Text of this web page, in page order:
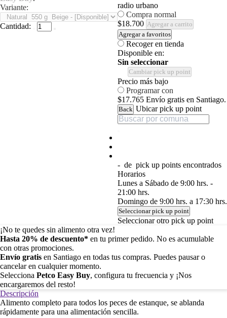
Variante:
Cantidad:
radio urbano
Compra normal
$18.700 Agregar a carrito
Agregar a favoritos
Recoger en tienda
Disponible en:
Sin seleccionar
Cambiar pick up point
Precio más bajo
Programar con
$17.765 Envío gratis en Santiago.
Back Ubicar pick up point
- de pick up points encontrados
Horarios
Lunes a Sábado de 9:00 hrs. -
21:00 hrs.
Domingo de 9:00 hrs. a 17:30 hrs.
Seleccionar pick up point
Seleccionar otro pick up point
¡No te quedes sin alimento otra vez!
Hasta 20% de descuento* en tu primer pedido. No es acumulable
con otras promociones.
Envío gratis en Santiago en todas tus compras. Puedes pausar o
cancelar en cualquier momento.
Selecciona Petco Easy Buy, configura tu frecuencia y ¡Nos
encargaremos del resto!
Descripción
Alimento completo para todos los peces de estanque, se ablanda
rápidamente para una alimentación sencilla.